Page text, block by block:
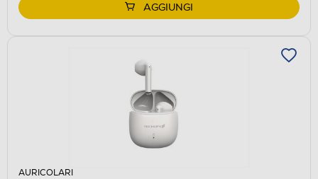
AGGIUNGI
AURICOLARI